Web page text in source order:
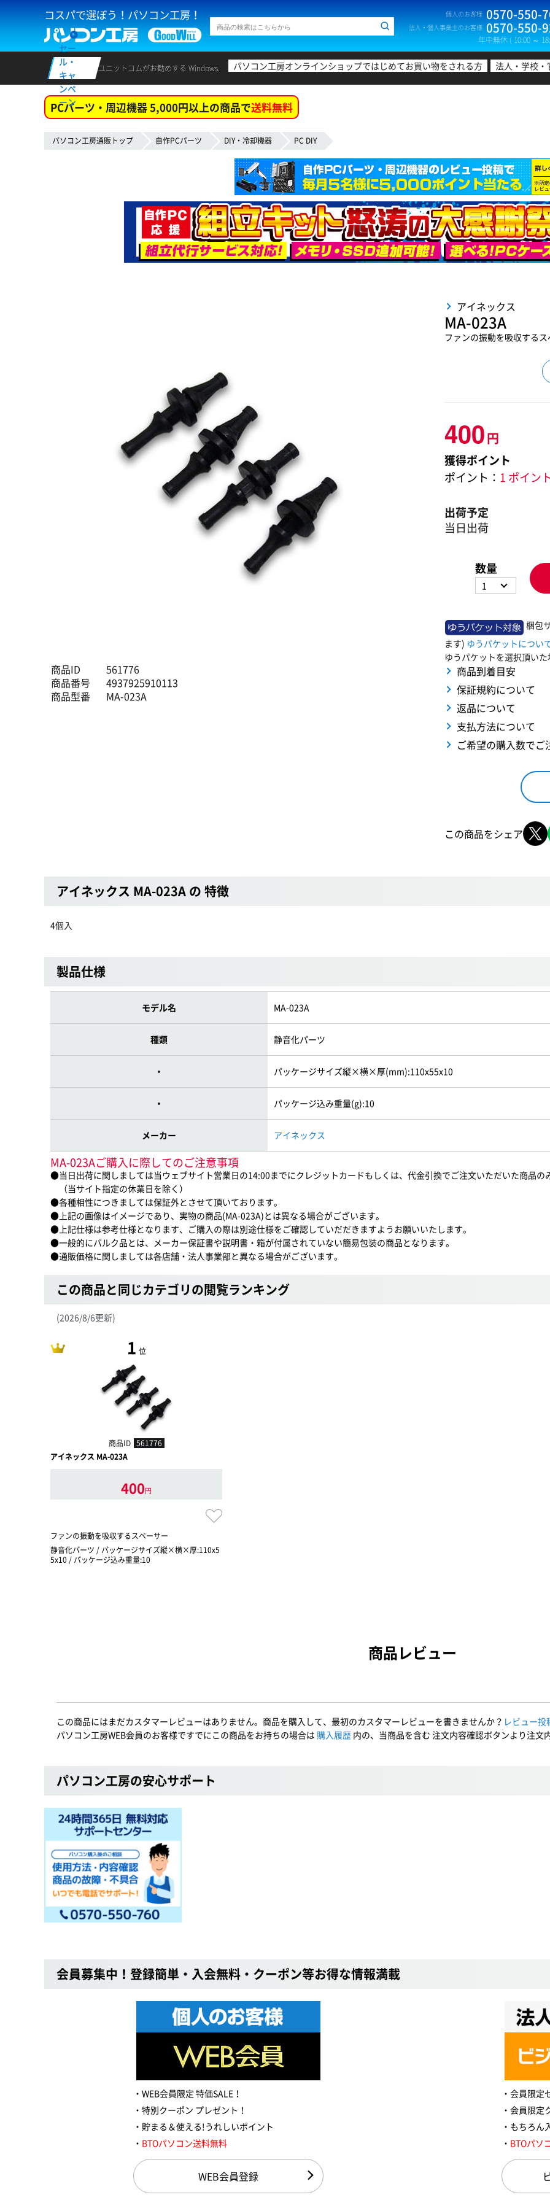
コスパで選ぼう！パソコン工房！ 個人のお客様 0570-550-
法人・個人事業主のお客様 0570-550-
年中無休 ( 10:00 ～
セー
ル・
キャ
ンペ
ーン
ユニットコムがお勧めする Windows. パソコン工房オンラインショップではじめてお買い物をされる方 法人・学校
PCパーツ・周辺機器 5,000円以上の商品で送料無料
パソコン工房通販トップ 自作PCパーツ DIY・冷却機器 PC DIY
商品ID
561776
商品番号
4937925910113
商品型番
MA-023A
アイネックス
MA-023A
ファンの振動を吸収する
400円
獲得ポイント
ポイント： 1 ポイント
出荷予定
当日出荷
数量
1
梱包
ます) ゆうパケットについ
ゆうパケットを選択頂い
商品到着目安
保証規約について
返品について
支払方法について
ご希望の購入数でご
この商品をシェア
アイネックス MA-023A の 特徴
4個入
製品仕様
モデル名 MA-023A
種類 静音化パーツ
・ パッケージサイズ縦×横×厚(mm):110x55x10
・ パッケージ込み重量(g):10
メーカー アイネックス
MA-023Aご購入に際してのご注意事項
●当日出荷に関しましては当ウェブサイト営業日の14:00までにクレジットカードもしくは、代金引換でご注文いただいた商品の
（当サイト指定の休業日を除く）
●各種相性につきましては保証外とさせて頂いております。
●上記の画像はイメージであり、実物の商品(MA-023A)とは異なる場合がございます。
●上記仕様は参考仕様となります、ご購入の際は別途仕様をご確認していだだきますようお願いいたします。
●一般的にバルク品とは、メーカー保証書や説明書・箱が付属されていない簡易包装の商品となります。
●通販価格に関しましては各店舗・法人事業部と異なる場合がございます。
この商品と同じカテゴリの閲覧ランキング
(2026/8/6更新)
1 位
商品ID 561776
アイネックス MA-023A
400円
ファンの振動を吸収するスペーサー
静音化パーツ / パッケージサイズ縦×横×厚:110x5
5x10 / パッケージ込み重量:10
商品レビュー
この商品にはまだカスタマーレビューはありません。商品を購入して、最初のカスタマーレビューを書きませんか？ レビュー
パソコン工房WEB会員のお客様ですでにこの商品をお持ちの場合は 購入履歴 内の、当商品を含む 注文内容確認ボタンより注文
パソコン工房の安心サポート
会員募集中！登録簡単・入会無料・クーポン等お得な情報満載
WEB会員限定 特価SALE！
特別クーポン プレゼント！
貯まる＆使える!うれしいポイント
BTOパソコン送料無料
WEB会員登録
会員限定
会員限定
もちろん
BTOパソ